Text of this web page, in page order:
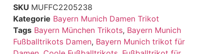
SKU MUFFC2205238
Kategorie Bayern Munich Damen Trikot
Tags Bayern München Trikots, Bayern Munich
Fußballtrikots Damen, Bayern Munich trikot für